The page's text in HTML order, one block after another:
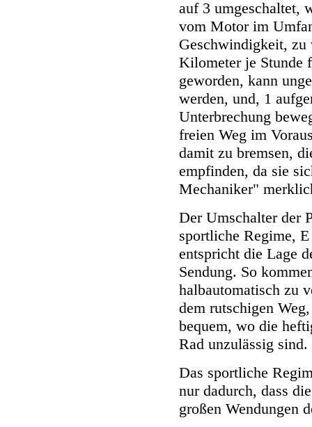
auf 3 umgeschaltet,
vom Motor im
Geschwindigkeit,
Kilometer je Stunde
geworden, kann
werden, und, 1
Unterbrechung
freien Weg im
damit zu bremsen,
empfinden, da sie
Mechaniker"
Der Umschalter der
sportliche Regime,
entspricht die Lage
Sendung. So
halbautomatisch zu
dem rutschigen
bequem, wo die
Rad unzulässig sind.
Das sportliche
nur dadurch, dass
großen Wendungen